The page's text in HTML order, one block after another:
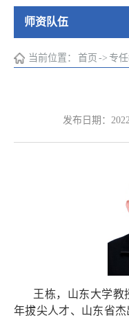
师资队伍
当前位置： 首页 -> 专
发布日期：
王栋，山东大学教
年拔尖人才、山东省